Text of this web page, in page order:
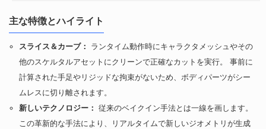
主な特徴とハイライト
スライス＆カーブ：
ランタイム動作時にキャラクタメッシュやその
他のスケルタルアセットにクリーンで正確なカットを実行。 事前に
計算された手足やリジッドな拘束がないため、ボディパーツがシー
ムレスに切り離されます。
新しいテクノロジー： 従来のベイクイン手法とは一線を画します。
この革新的な手法により、リアルタイムで新しいジオメトリが生成